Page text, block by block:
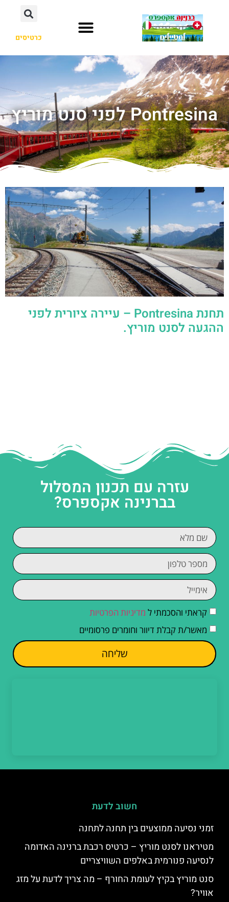
כרטיסים
Pontresina לפני סנט מוריץ
תחנת Pontresina – עיירה ציורית לפני
ההגעה לסנט מוריץ.
עזרה עם תכנון המסלול
בברנינה אקספרס?
קראתי והסכמתי ל מדיניות הפרטיות
מאשר/ת קבלת דיוור וחומרים פרסומיים
שליחה
חשוב לדעת
זמני נסיעה ממוצעים בין תחנה לתחנה
מטיראנו לסנט מוריץ – כרטיס רכבת ברנינה האדומה
לנסיעה פנורמית באלפים השוויצריים
סנט מוריץ בקיץ לעומת החורף – מה צריך לדעת על מזג
אוויר?